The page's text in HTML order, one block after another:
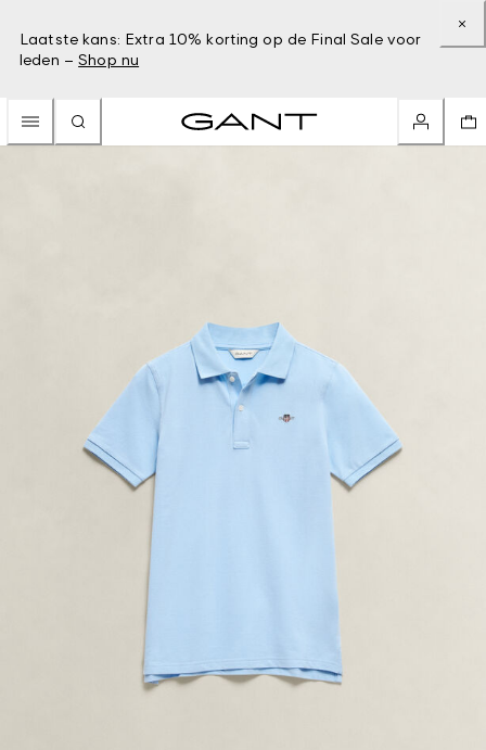
Laatste kans: Extra 10% korting op de Final Sale voor
leden – Shop nu